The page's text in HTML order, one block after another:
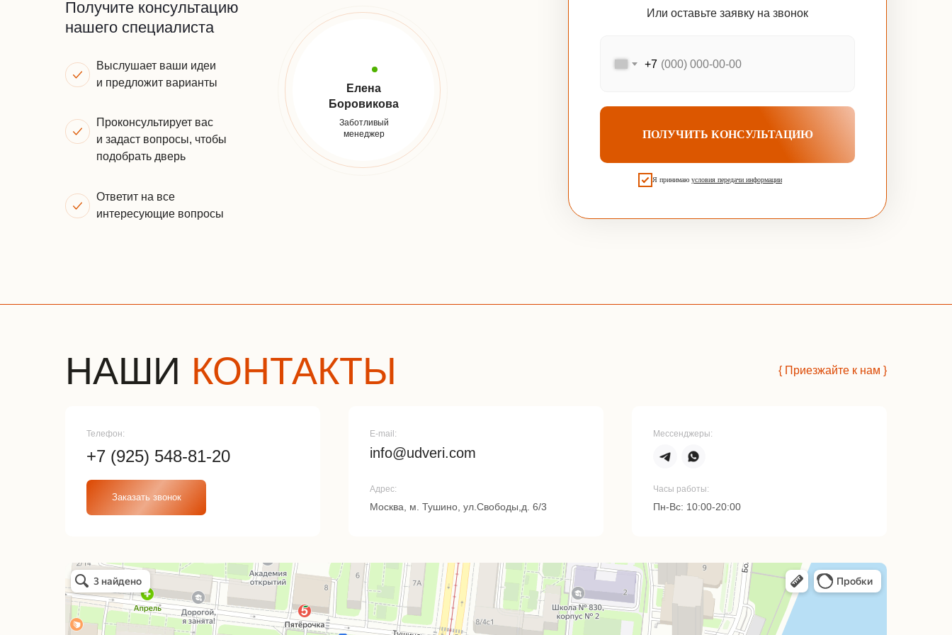
Проконсультирует вас
и задаст вопросы, чтобы
подобрать дверь
Получите консультацию
нашего специалиста
Ответит на все
интересующие вопросы
Выслушает ваши идеи
и предложит варианты
Или оставьте заявку на звонок
Я принимаю условия передачи информации
Елена
Боровикова
Заботливый
менеджер
+7
ПОЛУЧИТЬ КОНСУЛЬТАЦИЮ
Телефон: E-mail: Мессенджеры:
Адрес:
+7 (925) 548-81-20 info@udveri.com
Москва, м. Тушино, ул.Свободы,д. 6/3
Заказать звонок
Пн-Вс: 10:00-20:00
Часы работы:
НАШИ КОНТАКТЫ { Приезжайте к нам }